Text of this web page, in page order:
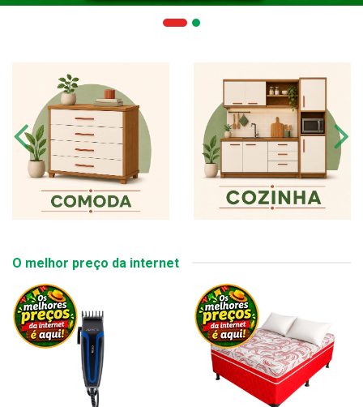
O melhor preço da internet